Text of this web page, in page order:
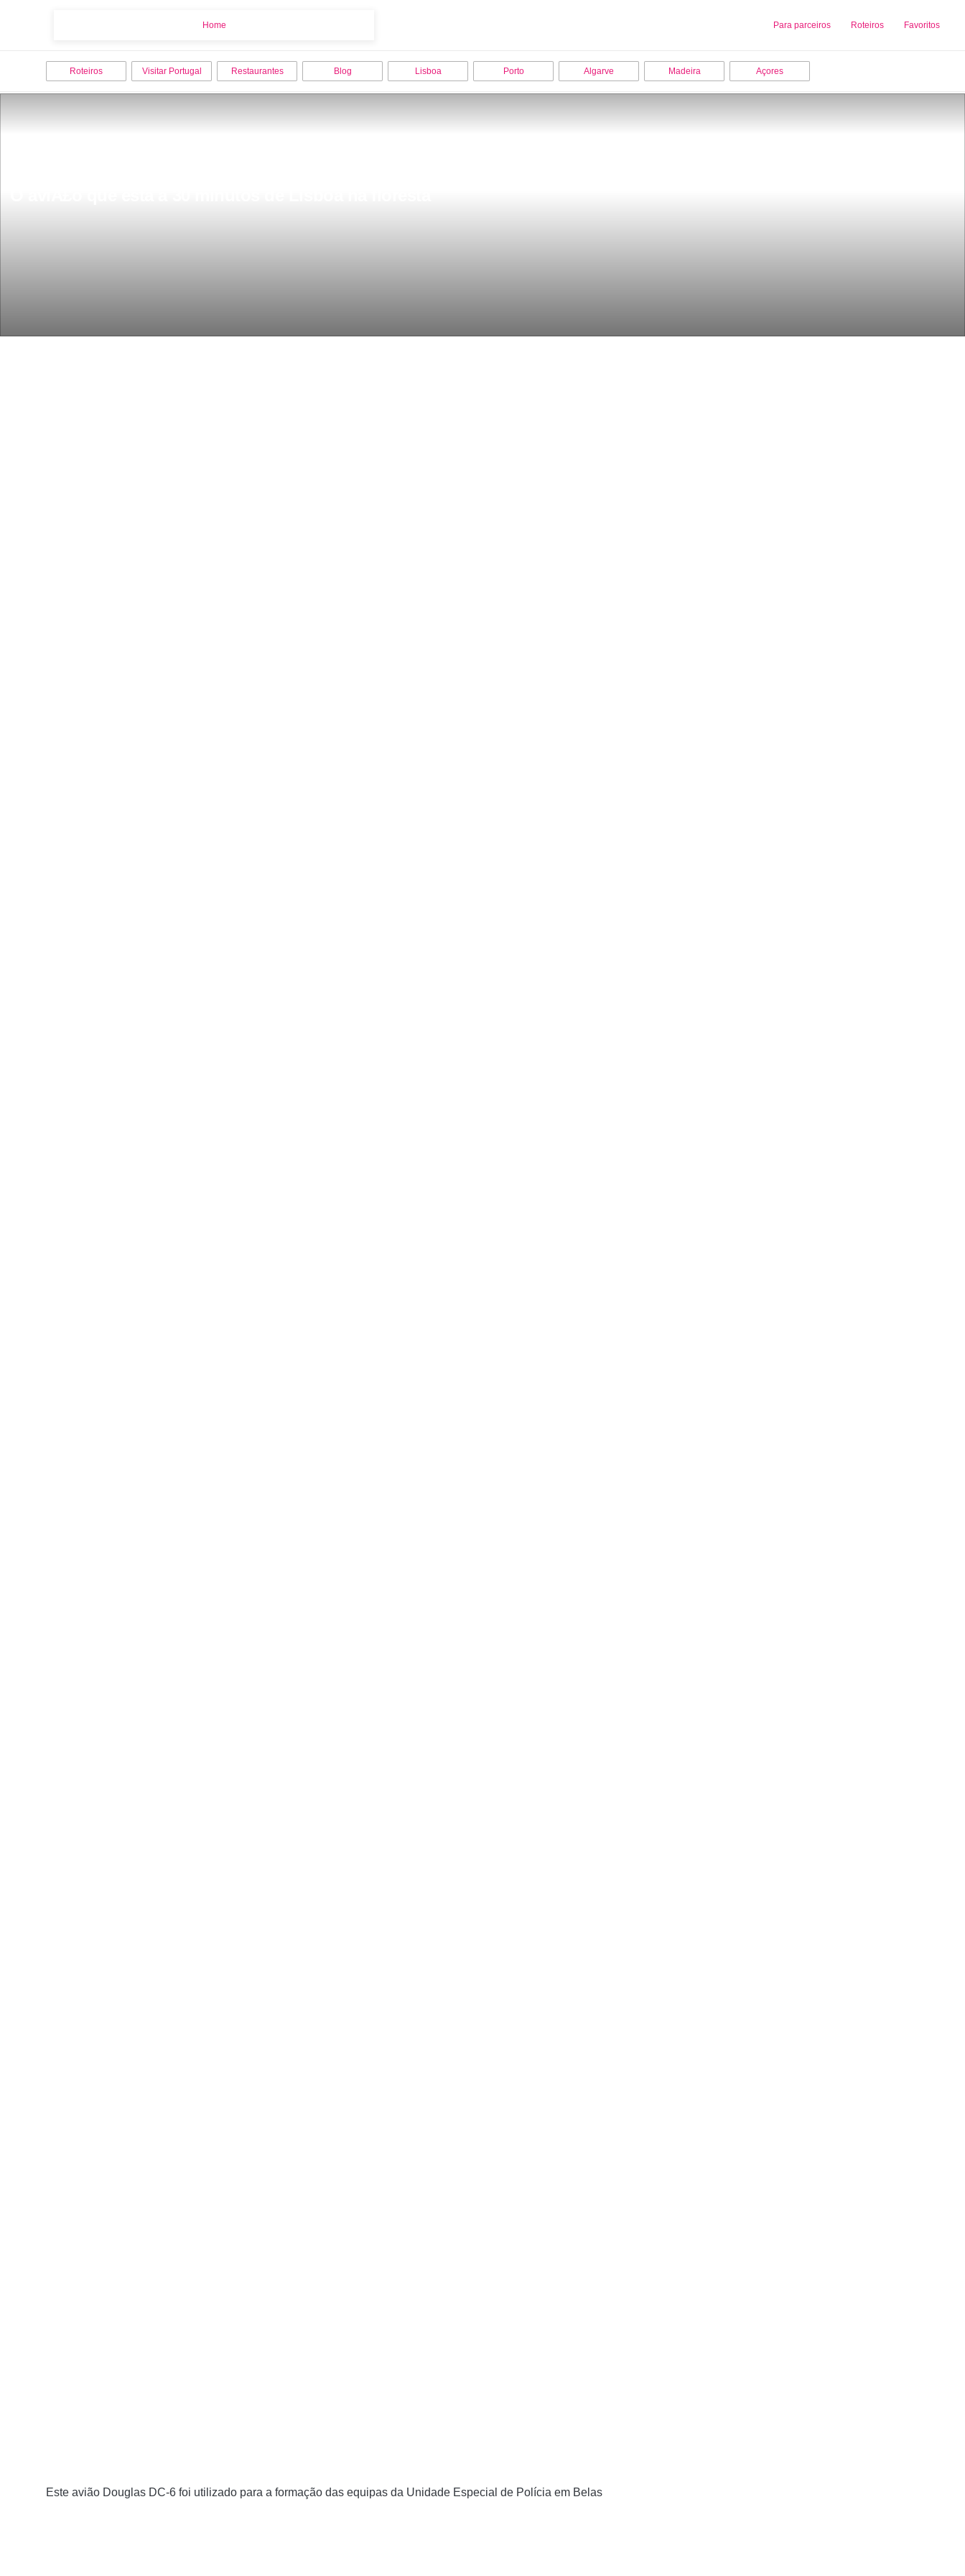
Home Para parceiros Roteiros Favoritos
Sobre nós Adicionar uma Empresa
Roteiros Visitar Portugal Restaurantes Blog Lisboa Porto Algarve Madeira Açores
Este avião Douglas DC-6 foi utilizado para a formação das equipas da Unidade Especial de Polícia em Belas